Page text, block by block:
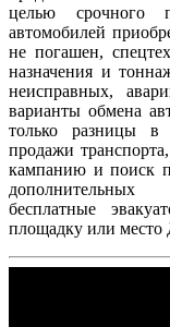
целью срочного
автомобилей
не погашен,
назначения и
неисправных,
варианты обмена
только разницы в
продажи
кампанию и поиск
бесплатные
площадку или место